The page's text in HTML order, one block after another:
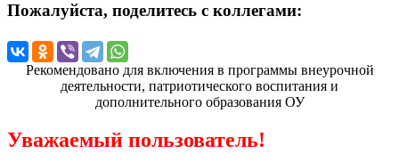
Пожалуйста, поделитесь с коллегами:
Рекомендовано для включения в программы внеурочной
деятельности, патриотического воспитания и
дополнительного образования ОУ
Уважаемый пользователь!